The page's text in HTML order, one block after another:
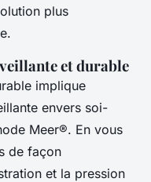
plus
et durable
implique
envers soi-
Meer®. En vous
de façon
et la pression